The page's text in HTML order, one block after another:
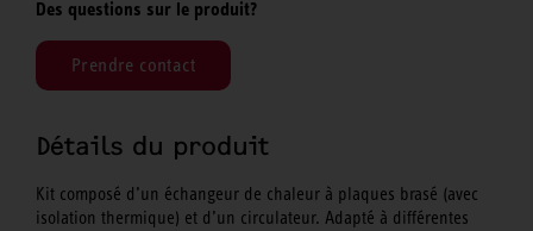
Des questions sur le produit?
Prendre contact
Détails du produit
Kit composé d’un échangeur de chaleur à plaques brasé (avec
isolation thermique) et d’un circulateur. Adapté à différentes